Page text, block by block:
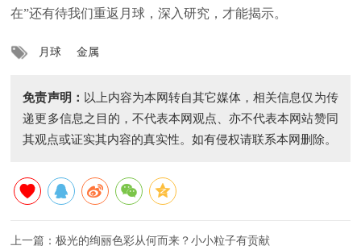
在”还有待我们重返月球，深入研究，才能揭示。
月球 金属
免责声明： 以上内容为本网转自其它媒体，相关信息仅为传
递更多信息之目的，不代表本网观点、亦不代表本网站赞同
其观点或证实其内容的真实性。如有侵权请联系本网删除。
上一篇：极光的绚丽色彩从何而来？小小粒子有贡献